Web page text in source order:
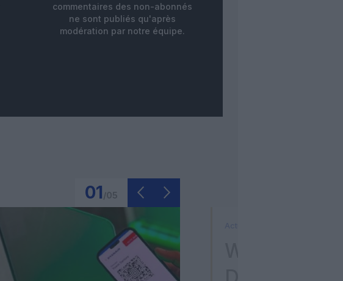
commentaires des non-abonnés
ne sont publiés qu'après
modération par notre équipe.
01